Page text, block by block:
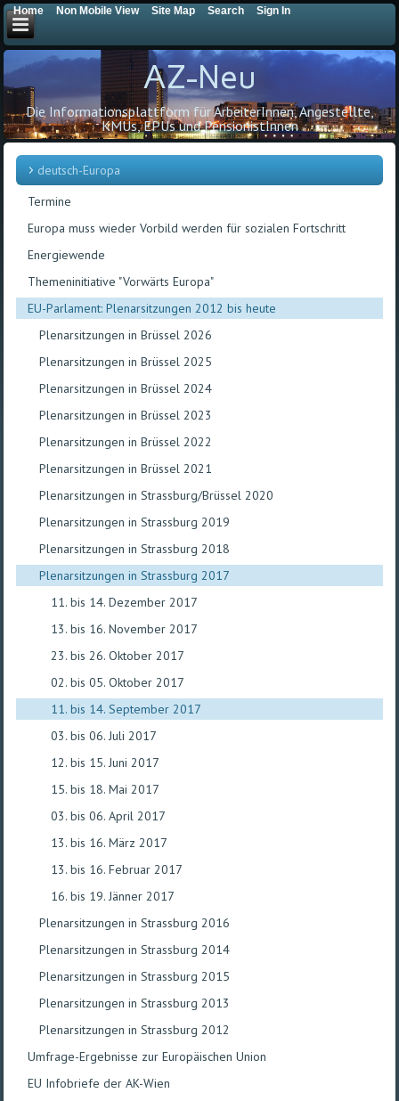
AZ-Neu
Die Informationsplattform für ArbeiterInnen, Angestellte,
KMUs, EPUs und PensionistInnen
deutsch-Europa
Termine
Europa muss wieder Vorbild werden für sozialen Fortschritt
Energiewende
Themeninitiative "Vorwärts Europa"
EU-Parlament: Plenarsitzungen 2012 bis heute
Plenarsitzungen in Brüssel 2026
Plenarsitzungen in Brüssel 2025
Plenarsitzungen in Brüssel 2024
Plenarsitzungen in Brüssel 2023
Plenarsitzungen in Brüssel 2022
Plenarsitzungen in Brüssel 2021
Plenarsitzungen in Strassburg/Brüssel 2020
Plenarsitzungen in Strassburg 2019
Plenarsitzungen in Strassburg 2018
Plenarsitzungen in Strassburg 2017
11. bis 14. Dezember 2017
13. bis 16. November 2017
23. bis 26. Oktober 2017
02. bis 05. Oktober 2017
11. bis 14. September 2017
03. bis 06. Juli 2017
12. bis 15. Juni 2017
15. bis 18. Mai 2017
03. bis 06. April 2017
13. bis 16. März 2017
13. bis 16. Februar 2017
16. bis 19. Jänner 2017
Plenarsitzungen in Strassburg 2016
Plenarsitzungen in Strassburg 2014
Plenarsitzungen in Strassburg 2015
Plenarsitzungen in Strassburg 2013
Plenarsitzungen in Strassburg 2012
Umfrage-Ergebnisse zur Europäischen Union
EU Infobriefe der AK-Wien
Home Non Mobile View Site Map Search Sign In